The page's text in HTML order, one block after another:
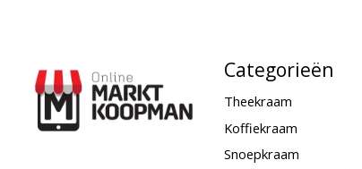
Categorieën
Theekraam
Koffiekraam
Snoepkraam